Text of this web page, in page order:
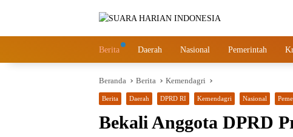
Berita Daerah Nasional Pemerintah
Beranda Berita Kemendagri
Berita Daerah DPRD RI Kemendagri Nasional
Bekali Anggota DPRD